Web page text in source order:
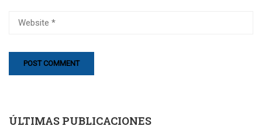
ÚLTIMAS PUBLICACIONES